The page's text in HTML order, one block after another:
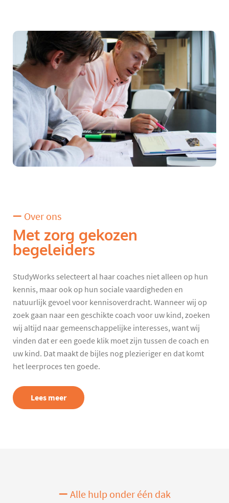
Over ons
Met zorg gekozen
begeleiders
StudyWorks selecteert al haar coaches niet alleen op hun
kennis, maar ook op hun sociale vaardigheden en
natuurlijk gevoel voor kennisoverdracht. Wanneer wij op
zoek gaan naar een geschikte coach voor uw kind, zoeken
wij altijd naar gemeenschappelijke interesses, want wij
vinden dat er een goede klik moet zijn tussen de coach en
uw kind. Dat maakt de bijles nog plezieriger en dat komt
het leerproces ten goede.
Lees meer
Alle hulp onder één dak